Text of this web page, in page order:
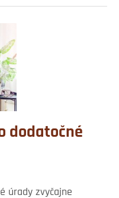
dodatočné
úrady zvyčajne